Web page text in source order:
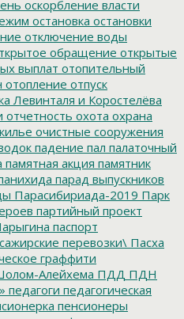
оскорбление власти
остановка остановки
отключение воды
обращение открытые
выплат отопительный
отопление отпуск
Левинталя и Коростелёва
отчетность охота охрана
очистные сооружения
падение пал палаточный
памятная акция памятник
парад выпускников
Парасибириада-2019 Парк
партийный проект
паспорт
перевозки\ Пасха
граффити
Алейхема ПДД ПДН
педагоги педагогическая
пенсионеры